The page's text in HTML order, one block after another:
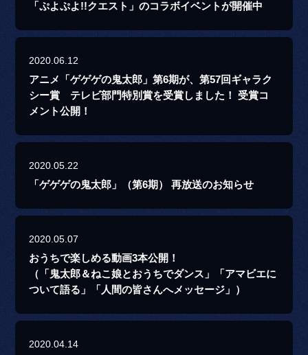
「ぷよぷよ!!クエスト」のコラボイベントが開催中
2020.06.12
アニメ「ゲゲゲの鬼太郎」第6期が、第57回ギャラク
シー賞 テレビ部門特別賞を受賞しました！ 受賞コ
メント公開！
2020.05.22
「ゲゲゲの鬼太郎」（第6期） 再放送のお知らせ
2020.05.07
おうちで楽しめる動画3本公開！
（「鬼太郎＆ねこ娘とおうちでダンス」「アマビエに
ついて語る」「人間の皆さんへメッセージ」）
2020.04.14